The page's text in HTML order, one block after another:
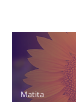
Matita